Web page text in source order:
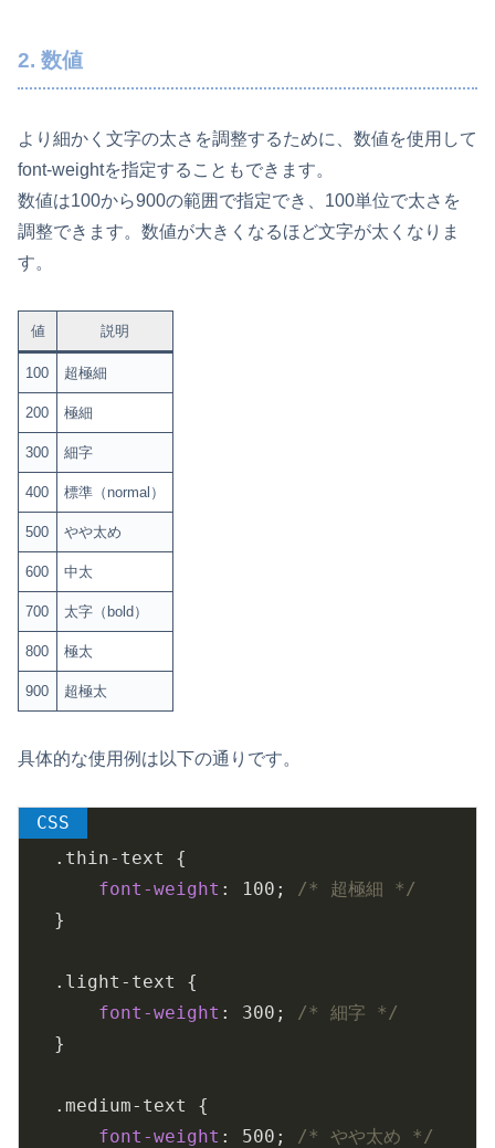
2. 数値
より細かく文字の太さを調整するために、数値を使用して
font-weightを指定することもできます。
数値は100から900の範囲で指定でき、100単位で太さを
調整できます。数値が大きくなるほど文字が太くなりま
す。
値 説明
100 超極細
200 極細
300 細字
400 標準（normal）
500 やや太め
600 中太
700 太字（bold）
800 極太
900 超極太
具体的な使用例は以下の通りです。
.thin-text
{
font-weight : 100 ;
/* 超極細 */
}
.light-text
{
font-weight : 300 ;
/* 細字 */
}
.medium-text
{
font-weight : 500 ;
/* やや太め */